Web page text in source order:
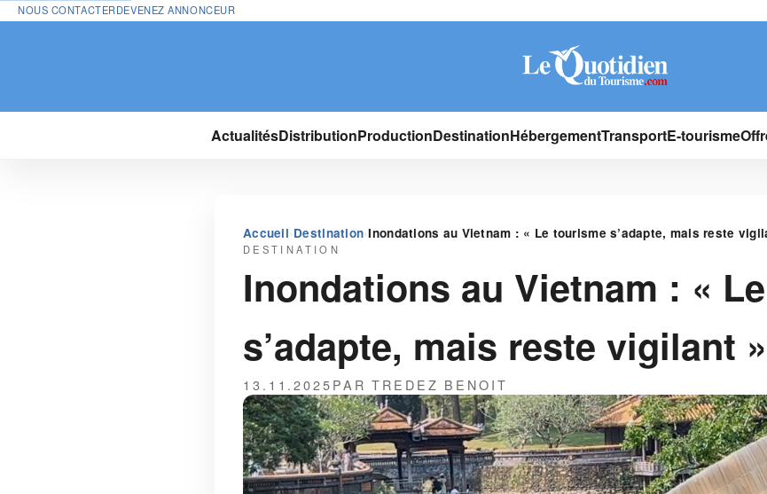
NOUS CONTACTERDEVENEZ ANNONCEUR
ActualitésDistributionProductionDestinationHébergementTransportE-tourisme
Accueil›Destination›Inondations au Vietnam : « Le tourisme s’adapte, mais reste
DESTINATION
Inondations au Vietnam : «
s’adapte, mais reste vigilant »
13.11.2025PAR TREDEZ BENOIT